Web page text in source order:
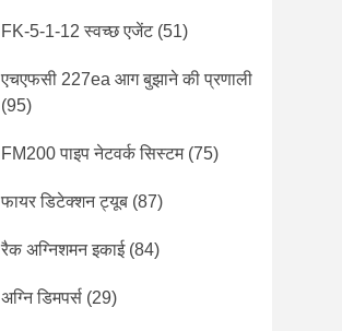
FK-5-1-12 स्वच्छ एजेंट(51)
एचएफसी 227ea आग बुझाने की प्रणाली
(95)
FM200 पाइप नेटवर्क सिस्टम(75)
फायर डिटेक्शन ट्यूब (87)
रैक अग्निशमन इकाई(84)
अग्नि डिमपर्स (29)